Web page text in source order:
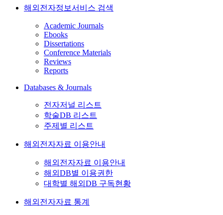
해외전자정보서비스 검색
Academic Journals
Ebooks
Dissertations
Conference Materials
Reviews
Reports
Databases & Journals
전자저널 리스트
학술DB 리스트
주제별 리스트
해외전자자료 이용안내
해외전자자료 이용안내
해외DB별 이용권한
대학별 해외DB 구독현황
해외전자자료 통계